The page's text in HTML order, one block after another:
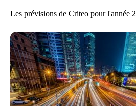
Les prévisions de Criteo pour l'année